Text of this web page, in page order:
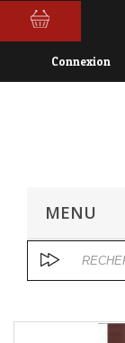
Connexion
MENU